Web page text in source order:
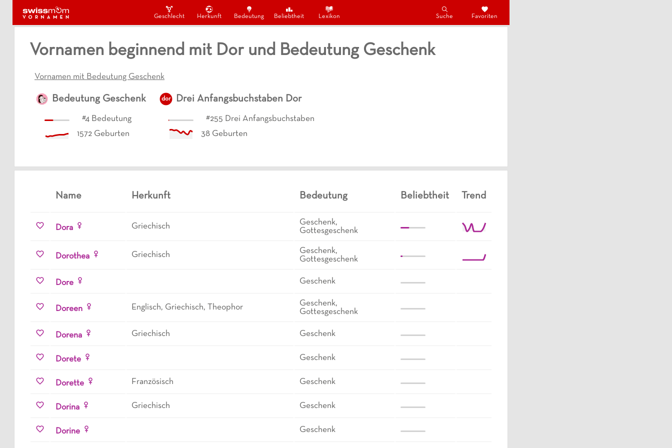
Geschlecht Herkunft Bedeutung Beliebtheit Lexikon Suche Favoriten
Vornamen beginnend mit Dor und Bedeutung Geschenk
Vornamen mit Bedeutung Geschenk
Bedeutung Geschenk
#4 Bedeutung
1572 Geburten
dor Drei Anfangsbuchstaben Dor
#255 Drei Anfangsbuchstaben
38 Geburten
Name Herkunft Bedeutung Beliebtheit Trend
Dora Griechisch
Geschenk,
Gottesgeschenk
Dorothea Griechisch
Geschenk,
Gottesgeschenk
Dore Geschenk
Doreen Englisch, Griechisch, Theophor
Geschenk,
Gottesgeschenk
Dorena Griechisch Geschenk
Dorete Geschenk
Dorette Französisch Geschenk
Dorina Griechisch Geschenk
Dorine Geschenk